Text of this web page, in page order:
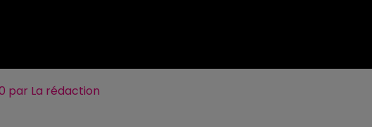
par La rédaction